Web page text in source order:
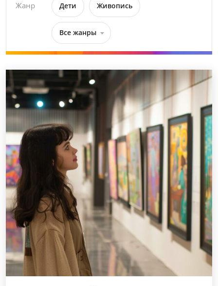
Жанр Дети Живопись
Все жанры